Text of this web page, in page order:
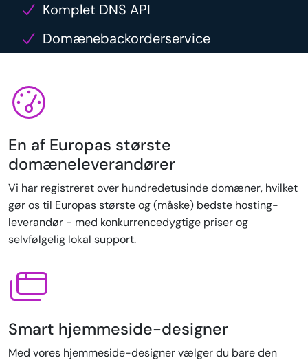
Komplet DNS API
Domænebackorderservice
En af Europas største
domæneleverandører
Vi har registreret over hundredetusinde domæner, hvilket
gør os til Europas største og (måske) bedste hosting-
leverandør - med konkurrencedygtige priser og
selvfølgelig lokal support.
Smart hjemmeside-designer
Med vores hjemmeside-designer vælger du bare den